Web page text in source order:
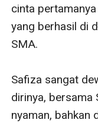
cinta
yang berhasil di
SMA.
Safiza sangat
dirinya, bersama
nyaman, bahkan